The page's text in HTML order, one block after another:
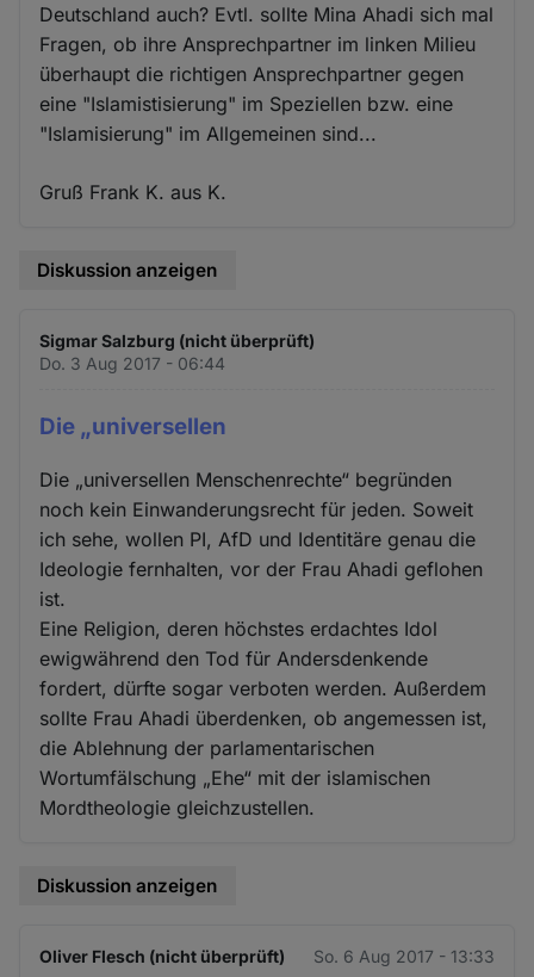
Deutschland auch? Evtl. sollte Mina Ahadi sich mal
Fragen, ob ihre Ansprechpartner im linken Milieu
überhaupt die richtigen Ansprechpartner gegen
eine "Islamistisierung" im Speziellen bzw. eine
"Islamisierung" im Allgemeinen sind...
Gruß Frank K. aus K.
Diskussion anzeigen
Sigmar Salzburg (nicht überprüft)
Do. 3 Aug 2017 - 06:44
Die „universellen
Die „universellen Menschenrechte“ begründen
noch kein Einwanderungsrecht für jeden. Soweit
ich sehe, wollen PI, AfD und Identitäre genau die
Ideologie fernhalten, vor der Frau Ahadi geflohen
ist.
Eine Religion, deren höchstes erdachtes Idol
ewigwährend den Tod für Andersdenkende
fordert, dürfte sogar verboten werden. Außerdem
sollte Frau Ahadi überdenken, ob angemessen ist,
die Ablehnung der parlamentarischen
Wortumfälschung „Ehe“ mit der islamischen
Mordtheologie gleichzustellen.
Diskussion anzeigen
Oliver Flesch (nicht überprüft) So. 6 Aug 2017 - 13:33